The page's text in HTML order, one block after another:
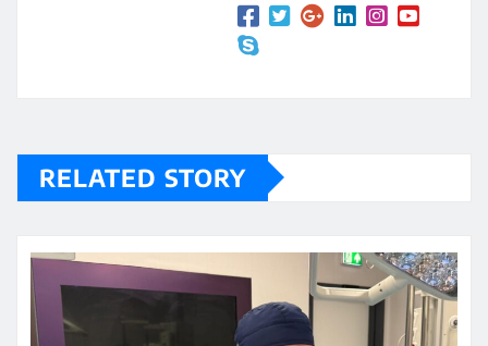
RELATED STORY